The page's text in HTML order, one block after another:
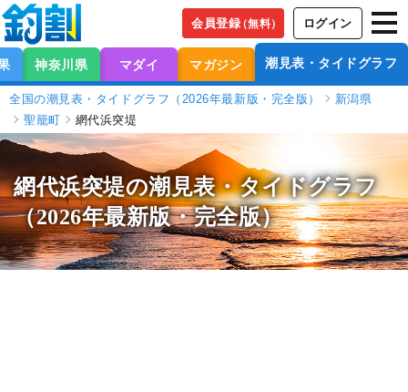
会員登録（無料） ログイン
神奈川県 マダイ マガジン 潮見表・タイドグラフ
全国の潮見表・タイドグラフ（2026年最新版・完全版）
新潟県
聖籠町
網代浜突堤
網代浜突堤の潮見表・タイドグラフ
（2026年最新版・完全版）